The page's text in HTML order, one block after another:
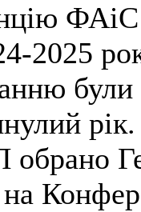
2025
були
обрано
на